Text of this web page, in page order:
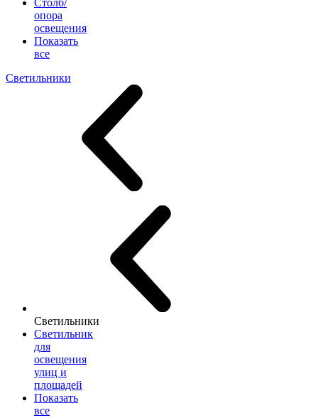
Столб/
опора
освещения
Показать
все
Светильники
Светильники
Светильник
для
освещения
улиц и
площадей
Показать
все